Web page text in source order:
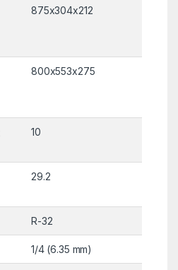
875x304x212
800x553x275
10
29.2
R-32
1/4 (6.35 mm)